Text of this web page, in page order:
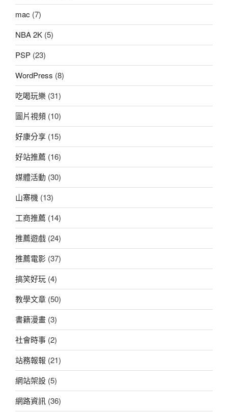
mac (7)
NBA 2K (5)
PSP (23)
WordPress (8)
吃喝玩樂 (31)
圖片視頻 (10)
好康分享 (15)
好站推薦 (16)
媒體活動 (30)
山寨機 (13)
工商推薦 (14)
推薦遊戲 (24)
推薦電影 (37)
搞笑好玩 (4)
教學文章 (50)
書籍漫畫 (3)
社會時事 (2)
站務報報 (21)
網站架設 (5)
網路資訊 (36)